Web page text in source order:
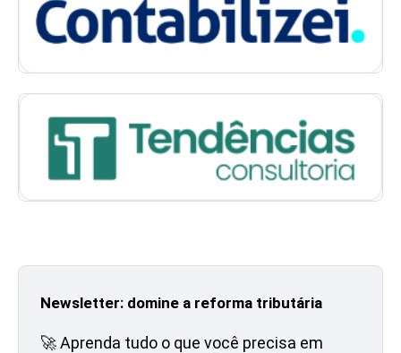
Newsletter: domine a reforma tributária
🚀 Aprenda tudo o que você precisa em